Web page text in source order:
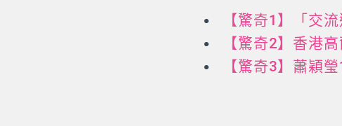
【驚奇1】「交
【驚奇2】香港
【驚奇3】蕭穎